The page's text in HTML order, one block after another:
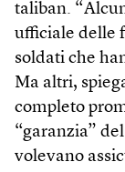
taliban.
ufficiale delle
soldati che
Ma altri,
completo
“garanzia”
volevano